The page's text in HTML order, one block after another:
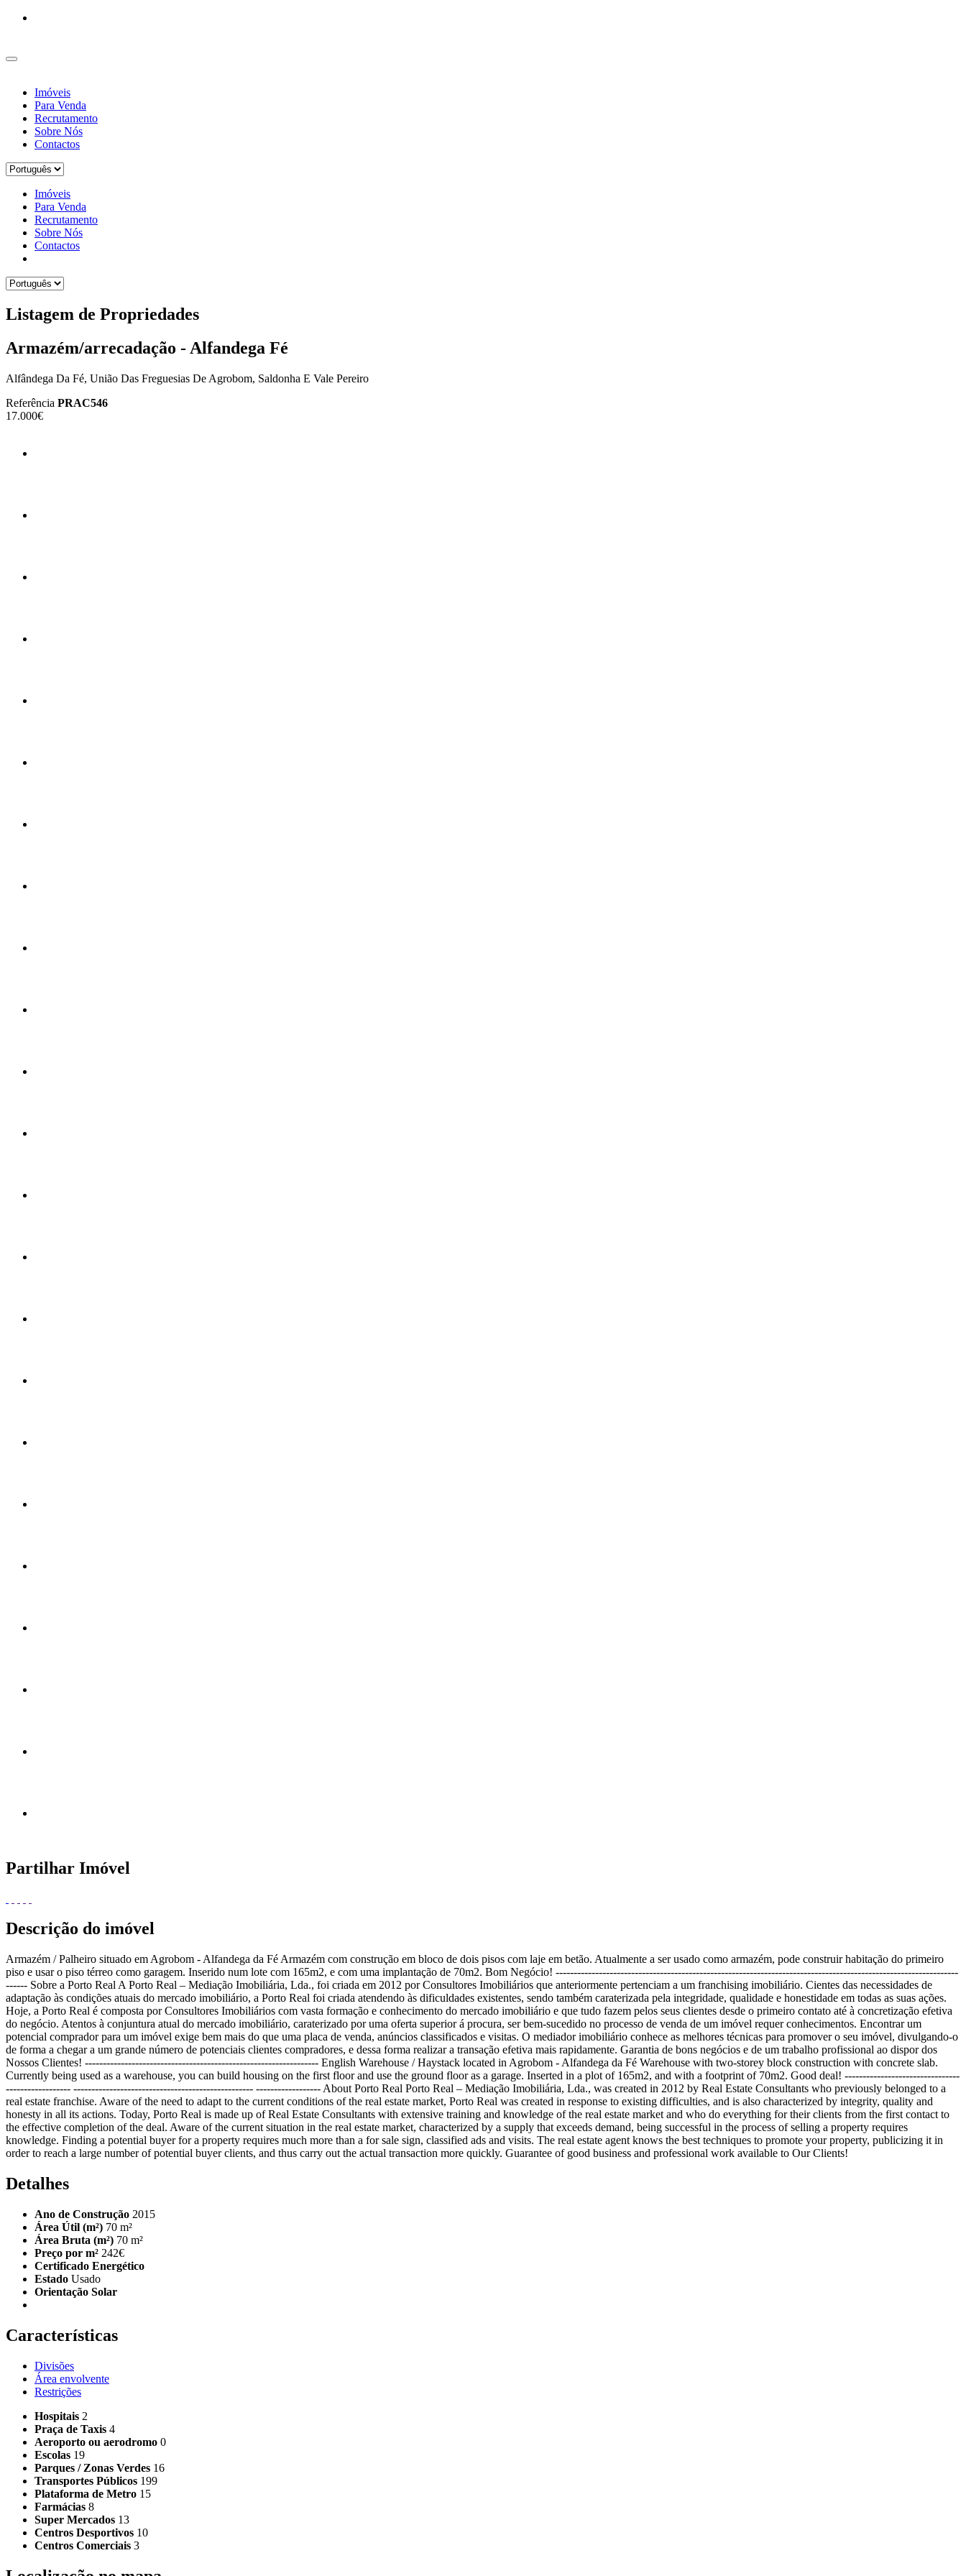
Imóveis
Para Venda
Recrutamento
Sobre Nós
Contactos
Imóveis
Para Venda
Recrutamento
Sobre Nós
Contactos
Listagem de Propriedades
Armazém/arrecadação - Alfandega Fé
Alfândega Da Fé, União Das Freguesias De Agrobom, Saldonha E Vale Pereiro
Referência PRAC546
17.000€
Partilhar Imóvel
Descrição do imóvel
Armazém / Palheiro situado em Agrobom - Alfandega da Fé Armazém com construção em bloco de dois pisos com laje em betão. Atualmente a ser usado como armazém, pode construir habitação do primeiro
piso e usar o piso térreo como garagem. Inserido num lote com 165m2, e com uma implantação de 70m2. Bom Negócio! ----------------------------------------------------------------------------------------------------------------
------ Sobre a Porto Real A Porto Real – Mediação Imobiliária, Lda., foi criada em 2012 por Consultores Imobiliários que anteriormente pertenciam a um franchising imobiliário. Cientes das necessidades de
adaptação às condições atuais do mercado imobiliário, a Porto Real foi criada atendendo às dificuldades existentes, sendo também caraterizada pela integridade, qualidade e honestidade em todas as suas ações.
Hoje, a Porto Real é composta por Consultores Imobiliários com vasta formação e conhecimento do mercado imobiliário e que tudo fazem pelos seus clientes desde o primeiro contato até à concretização efetiva
do negócio. Atentos à conjuntura atual do mercado imobiliário, caraterizado por uma oferta superior á procura, ser bem-sucedido no processo de venda de um imóvel requer conhecimentos. Encontrar um
potencial comprador para um imóvel exige bem mais do que uma placa de venda, anúncios classificados e visitas. O mediador imobiliário conhece as melhores técnicas para promover o seu imóvel, divulgando-o
de forma a chegar a um grande número de potenciais clientes compradores, e dessa forma realizar a transação efetiva mais rapidamente. Garantia de bons negócios e de um trabalho profissional ao dispor dos
Nossos Clientes! ----------------------------------------------------------------- English Warehouse / Haystack located in Agrobom - Alfandega da Fé Warehouse with two-storey block construction with concrete slab.
Currently being used as a warehouse, you can build housing on the first floor and use the ground floor as a garage. Inserted in a plot of 165m2, and with a footprint of 70m2. Good deal! --------------------------------
------------------ -------------------------------------------------- ------------------ About Porto Real Porto Real – Mediação Imobiliária, Lda., was created in 2012 by Real Estate Consultants who previously belonged to a
real estate franchise. Aware of the need to adapt to the current conditions of the real estate market, Porto Real was created in response to existing difficulties, and is also characterized by integrity, quality and
honesty in all its actions. Today, Porto Real is made up of Real Estate Consultants with extensive training and knowledge of the real estate market and who do everything for their clients from the first contact to
the effective completion of the deal. Aware of the current situation in the real estate market, characterized by a supply that exceeds demand, being successful in the process of selling a property requires
knowledge. Finding a potential buyer for a property requires much more than a for sale sign, classified ads and visits. The real estate agent knows the best techniques to promote your property, publicizing it in
order to reach a large number of potential buyer clients, and thus carry out the actual transaction more quickly. Guarantee of good business and professional work available to Our Clients!
Detalhes
Ano de Construção 2015
Área Útil (m²) 70 m²
Área Bruta (m²) 70 m²
Preço por m² 242€
Certificado Energético
Estado Usado
Orientação Solar
Características
Divisões
Área envolvente
Restrições
Hospitais 2
Praça de Taxis 4
Aeroporto ou aerodromo 0
Escolas 19
Parques / Zonas Verdes 16
Transportes Públicos 199
Plataforma de Metro 15
Farmácias 8
Super Mercados 13
Centros Desportivos 10
Centros Comerciais 3